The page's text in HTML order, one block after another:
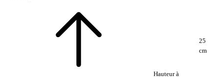
Hauteur à
25
cm